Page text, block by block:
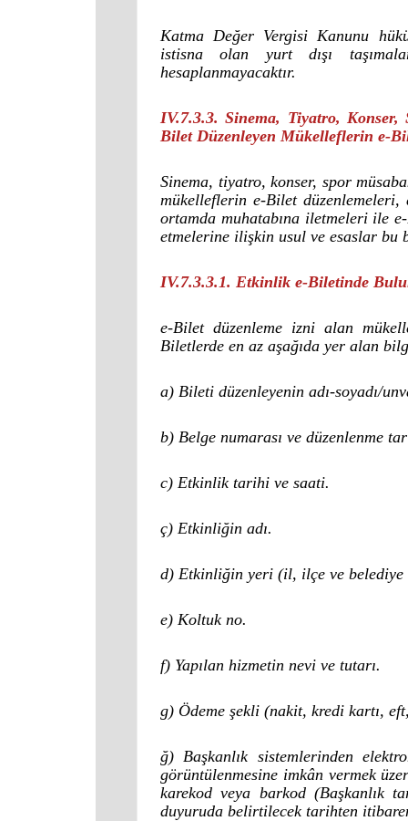
Katma Değer Vergisi Kanunu
istisna olan yurt dışı
hesaplanmayacaktır.
IV.7.3.3. Sinema, Tiyatro,
Bilet Düzenleyen Mükelleflerin e-
Sinema, tiyatro, konser, spor
mükelleflerin e-Bilet
ortamda muhatabına iletmeleri ile
etmelerine ilişkin usul ve esaslar bu
IV.7.3.3.1. Etkinlik e-Biletinde
e-Bilet düzenleme izni alan
Biletlerde en az aşağıda yer alan
a) Bileti düzenleyenin adı-soyadı/
b) Belge numarası ve düzenlenme
c) Etkinlik tarihi ve saati.
ç) Etkinliğin adı.
d) Etkinliğin yeri (il, ilçe ve
e) Koltuk no.
f) Yapılan hizmetin nevi ve tutarı.
g) Ödeme şekli (nakit, kredi kartı,
ğ) Başkanlık sistemlerinden
görüntülenmesine imkân vermek
karekod veya barkod (Başkanlık
duyuruda belirtilecek tarihten